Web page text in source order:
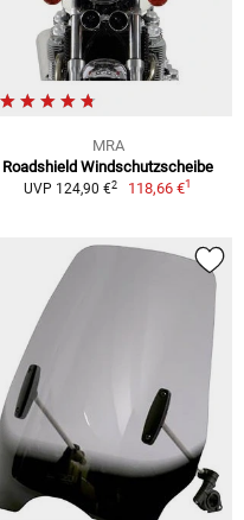
MRA
Roadshield Windschutzscheibe
UVP 124,90 €2 118,66 €1